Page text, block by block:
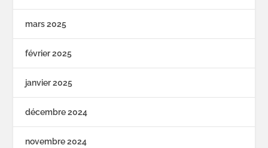
mars 2025
février 2025
janvier 2025
décembre 2024
novembre 2024